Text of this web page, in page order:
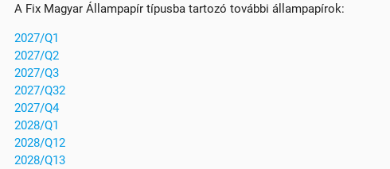
A Fix Magyar Állampapír típusba tartozó további állampapírok:
2027/Q1
2027/Q2
2027/Q3
2027/Q32
2027/Q4
2028/Q1
2028/Q12
2028/Q13